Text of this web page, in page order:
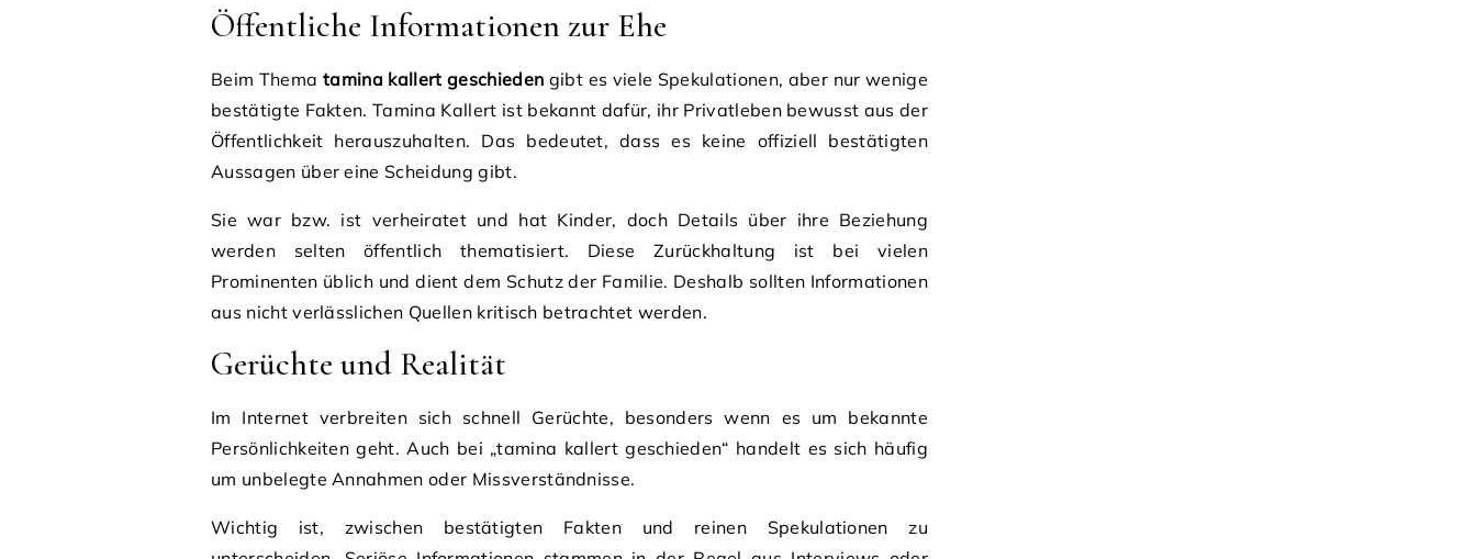
Öffentliche Informationen zur Ehe
Beim Thema tamina kallert geschieden gibt es viele Spekulationen, aber nur wenige
bestätigte Fakten. Tamina Kallert ist bekannt dafür, ihr Privatleben bewusst aus der
Öffentlichkeit herauszuhalten. Das bedeutet, dass es keine offiziell bestätigten
Aussagen über eine Scheidung gibt.
Sie war bzw. ist verheiratet und hat Kinder, doch Details über ihre Beziehung
werden selten öffentlich thematisiert. Diese Zurückhaltung ist bei vielen
Prominenten üblich und dient dem Schutz der Familie. Deshalb sollten Informationen
aus nicht verlässlichen Quellen kritisch betrachtet werden.
Gerüchte und Realität
Im Internet verbreiten sich schnell Gerüchte, besonders wenn es um bekannte
Persönlichkeiten geht. Auch bei „tamina kallert geschieden“ handelt es sich häufig
um unbelegte Annahmen oder Missverständnisse.
Wichtig ist, zwischen bestätigten Fakten und reinen Spekulationen zu